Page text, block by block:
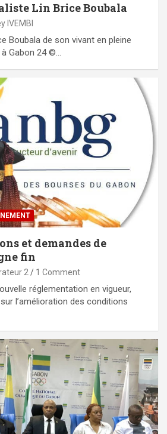
Lin Brice Boubala
IVEMBI
Boubala de son vivant en pleine
Gabon 24 ©…
et demandes de
fin
2 1 Comment
réglementation en vigueur,
l’amélioration des conditions